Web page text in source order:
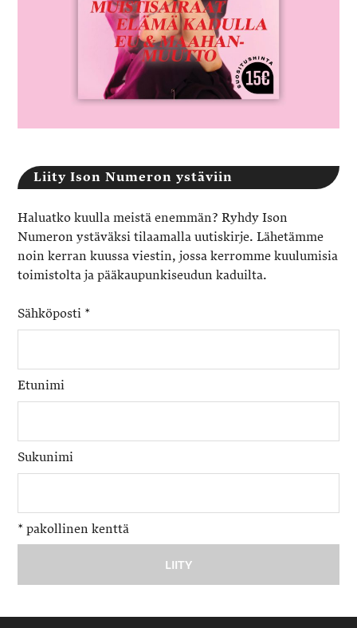
Liity Ison Numeron ystäviin
Haluatko kuulla meistä enemmän? Ryhdy Ison
Numeron ystäväksi tilaamalla uutiskirje. Lähetämme
noin kerran kuussa viestin, jossa kerromme kuulumisia
toimistolta ja pääkaupunkiseudun kaduilta.
Sähköposti *
Etunimi
Sukunimi
* pakollinen kenttä